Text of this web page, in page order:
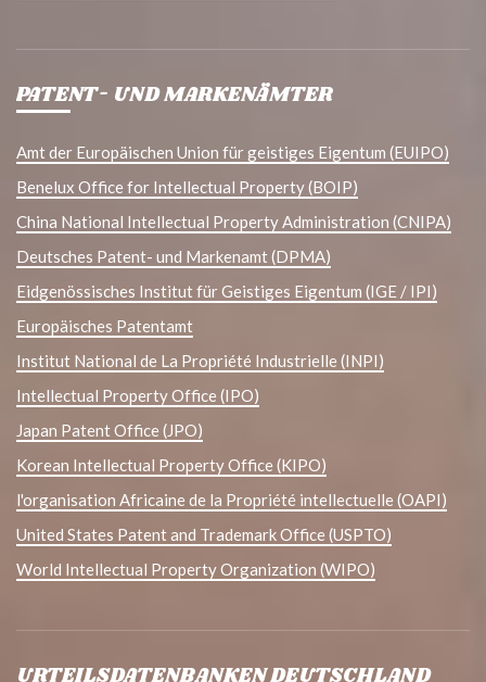
PATENT- UND MARKENÄMTER
Amt der Europäischen Union für geistiges Eigentum (EUIPO)
Benelux Office for Intellectual Property (BOIP)
China National Intellectual Property Administration (CNIPA)
Deutsches Patent- und Markenamt (DPMA)
Eidgenössisches Institut für Geistiges Eigentum (IGE / IPI)
Europäisches Patentamt
Institut National de La Propriété Industrielle (INPI)
Intellectual Property Office (IPO)
Japan Patent Office (JPO)
Korean Intellectual Property Office (KIPO)
l'organisation Africaine de la Propriété intellectuelle (OAPI)
United States Patent and Trademark Office (USPTO)
World Intellectual Property Organization (WIPO)